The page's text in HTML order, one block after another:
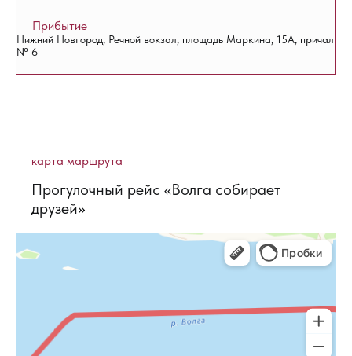
Прибытие
Нижний Новгород, Речной вокзал, площадь Маркина, 15А, причал
№ 6
карта маршрута
Прогулочный рейс «Волга собирает
друзей»